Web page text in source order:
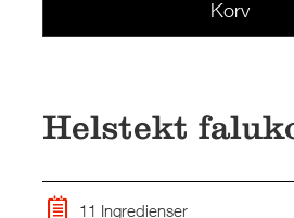
PRESS
Korv
Helstekt
11 Ingredienser